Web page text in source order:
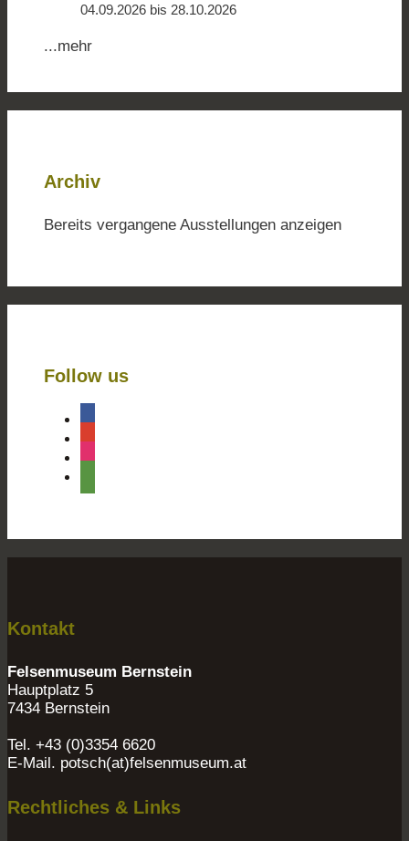
04.09.2026 bis 28.10.2026
...mehr
Archiv
Bereits vergangene Ausstellungen anzeigen
Follow us
Kontakt
Felsenmuseum Bernstein
Hauptplatz 5
7434 Bernstein
Tel. +43 (0)3354 6620
E-Mail. potsch(at)felsenmuseum.at
Rechtliches & Links